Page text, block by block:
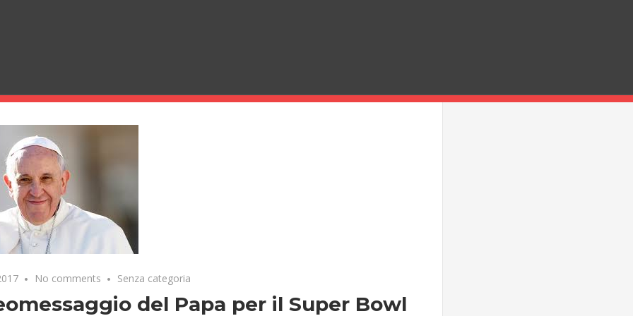
No comments Senza categoria
del Papa per il Super Bowl